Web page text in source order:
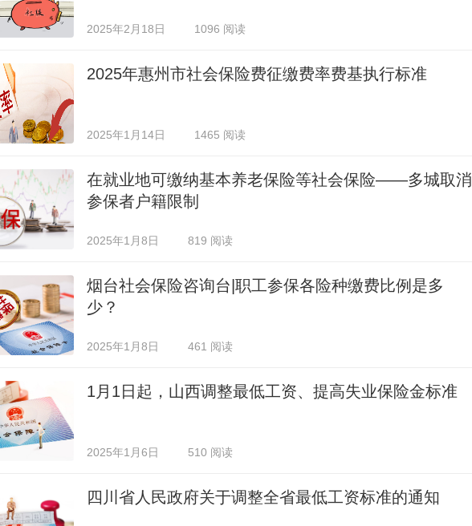
2025年2月18日 1096 阅读
2025年惠州市社会保险费征缴费率费基执行标准
2025年1月14日 1465 阅读
在就业地可缴纳基本养老保险等社会保险——多城取消
参保者户籍限制
2025年1月8日 819 阅读
烟台社会保险咨询台|职工参保各险种缴费比例是多
少？
2025年1月8日 461 阅读
1月1日起，山西调整最低工资、提高失业保险金标准
2025年1月6日 510 阅读
四川省人民政府关于调整全省最低工资标准的通知